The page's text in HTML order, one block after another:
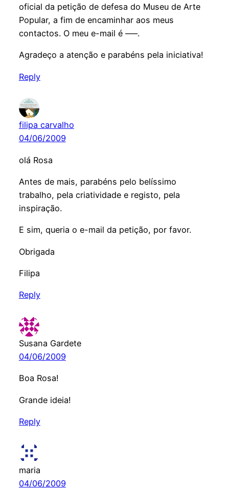
oficial da petição de defesa do Museu de Arte
Popular, a fim de encaminhar aos meus
contactos. O meu e-mail é —–.
Agradeço a atenção e parabéns pela iniciativa!
Reply
filipa carvalho
04/06/2009
olá Rosa
Antes de mais, parabéns pelo belíssimo
trabalho, pela criatividade e registo, pela
inspiração.
E sim, queria o e-mail da petição, por favor.
Obrigada
Filipa
Reply
Susana Gardete
04/06/2009
Boa Rosa!
Grande ideia!
Reply
maria
04/06/2009